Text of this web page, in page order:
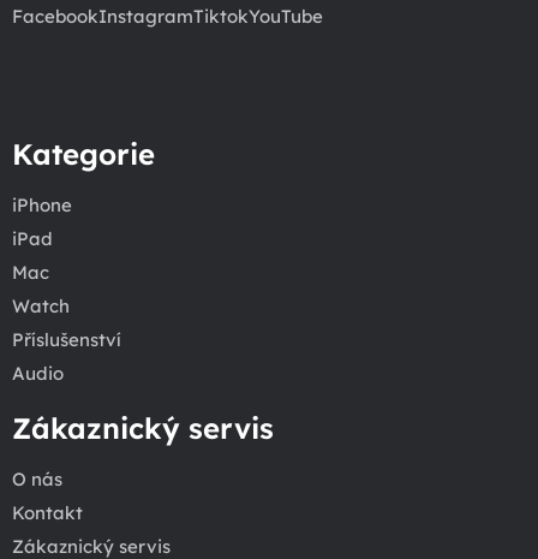
FacebookInstagramTiktokYouTube
Kategorie
iPhone
iPad
Mac
Watch
Příslušenství
Audio
Zákaznický servis
O nás
Kontakt
Zákaznický servis